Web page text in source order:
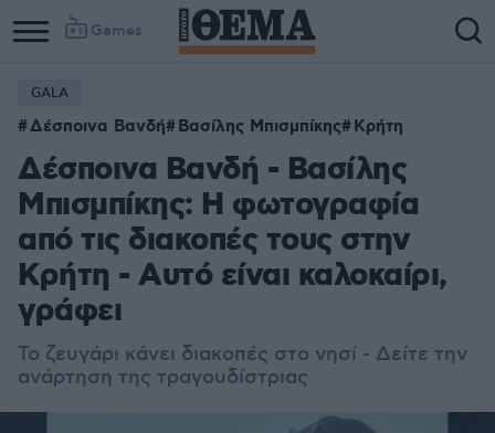
Games
GALA
Δέσποινα Βανδή Βασίλης Μπισμπίκης Κρήτη
Δέσποινα Βανδή - Βασίλης
Μπισμπίκης: Η φωτογραφία
από τις διακοπές τους στην
Κρήτη - Αυτό είναι καλοκαίρι,
γράφει
Το ζευγάρι κάνει διακοπές στο νησί - Δείτε την
ανάρτηση της τραγουδίστριας